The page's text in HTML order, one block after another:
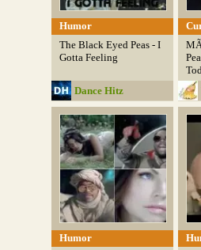
Humor
The Black Eyed Peas - I
Gotta Feeling
Dance Hitz
Humor